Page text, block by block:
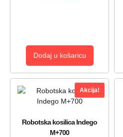
Dodaj u košaricu
Akcija!
Robotska kosilica Indego
M+700